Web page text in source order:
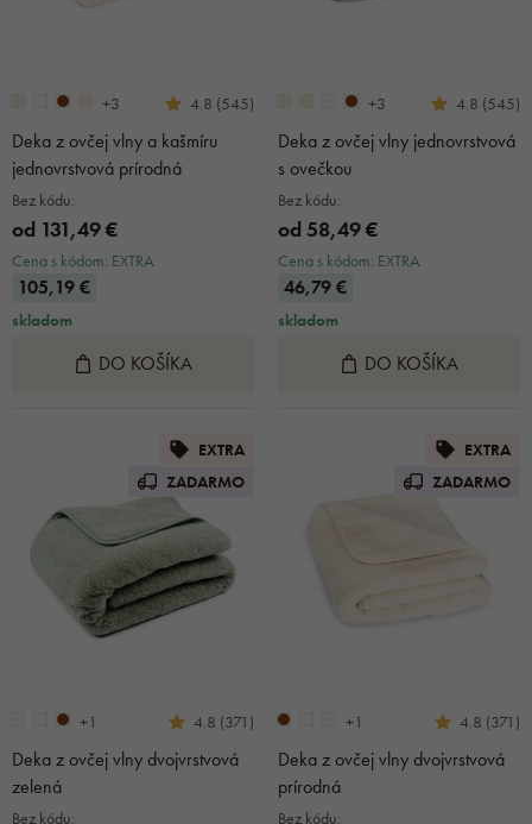
+3 4.8 (545)
Deka z ovčej vlny a kašmíru
jednovrstvová prírodná
Bez kódu:
od 131,49 €
Cena s kódom: EXTRA
105,19 €
skladom
DO KOŠÍKA
+3 4.8 (545)
Deka z ovčej vlny jednovrstvová
s ovečkou
Bez kódu:
od 58,49 €
Cena s kódom: EXTRA
46,79 €
skladom
DO KOŠÍKA
EXTRA
ZADARMO
+1 4.8 (371)
Deka z ovčej vlny dvojvrstvová
zelená
Bez kódu:
EXTRA
ZADARMO
+1 4.8 (371)
Deka z ovčej vlny dvojvrstvová
prírodná
Bez kódu: